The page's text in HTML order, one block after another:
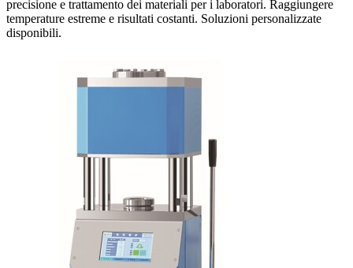
precisione e trattamento dei materiali per i laboratori. Raggiungere
temperature estreme e risultati costanti. Soluzioni personalizzate
disponibili.